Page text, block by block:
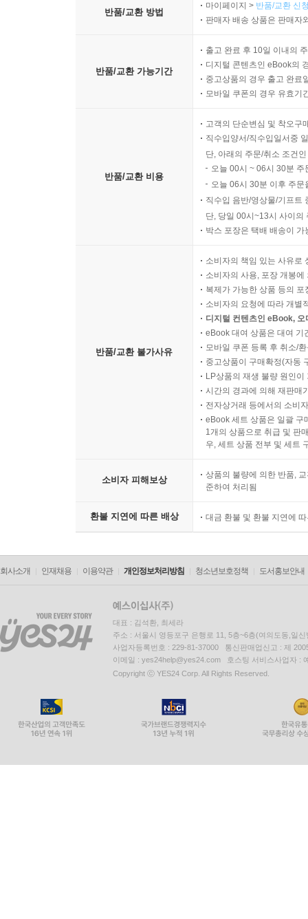
반품/교환 방법
마이페이지 > 반품/교환 신
판매자 배송 상품은 판매자
반품/교환 가능기간
출고 완료 후 10일 이내의
디지털 콘텐츠인 eBook의
중고상품의 경우 출고 완료
모바일 쿠폰의 경우 유효기
반품/교환 비용
고객의 단순변심 및 착오구
직수입양서/직수입일서중
단, 아래의 주문/취소 조건
오늘 00시 ~ 06시 30분
오늘 06시 30분 이후 주
직수입 음반/영상물/기프트
단, 당일 00시~13시 사이의
박스 포장은 택배 배송이
반품/교환 불가사유
소비자의 책임 있는 사유로
소비자의 사용, 포장 개봉
복제가 가능한 상품 등의
소비자의 요청에 따라 개별
디지털 컨텐츠인 eBook,
eBook 대여 상품은 대여 기
모바일 쿠폰 등록 후 취소/
중고상품이 구매확정(자동
LP상품의 재생 불량 원인
시간의 경과에 의해 재판매
전자상거래 등에서의 소비
eBook 세트 상품은 일괄 구
1개의 상품으로 취급 및 판
우, 세트 상품 전부 및 세트
소비자 피해보상
상품의 불량에 의한 반품,
준하여 처리됨
환불 지연에 따른 배상 대금 환불 및 환불 지연에
회사소개 인재채용 이용약관 개인정보처리방침 청소년보호정책 도서홍보안내
대표 : 김석환, 최세라
주소 : 서울시 영등포구 은행로 11, 5층~6층(여의도동,일신
사업자등록번호 : 229-81-37000 통신판매업신고 : 제
이메일 : yes24help@yes24.com 호스팅 서비스사업자 :
Copyright ⓒ YES24 Corp. All Rights Reserved.